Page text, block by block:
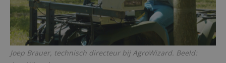
Joep Brauer, technisch directeur bij AgroWizard. Beeld: